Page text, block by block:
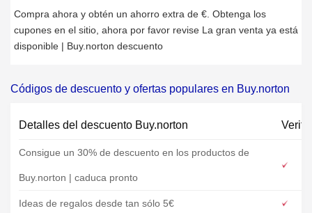
Compra ahora y obtén un ahorro extra de €. Obtenga los
cupones en el sitio, ahora por favor revise La gran venta ya está
disponible | Buy.norton descuento
Códigos de descuento y ofertas populares en Buy.norton
Detalles del descuento Buy.norton
Consigue un 30% de descuento en los productos de
Buy.norton | caduca pronto
Ideas de regalos desde tan sólo 5€